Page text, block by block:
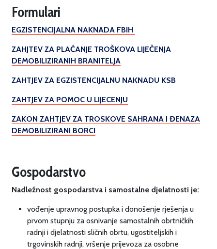
Formulari
EGZISTENCIJALNA NAKNADA FBIH
ZAHJTEV ZA PLAĆANJE TROŠKOVA LIJEČENJA
DEMOBILIZIRANIH BRANITELJA
ZAHTJEV ZA EGZISTENCIJALNU NAKNADU KSB
ZAHTJEV ZA POMOC U LIJECENJU
ZAKON ZAHTJEV ZA TROSKOVE SAHRANA I ĐENAZA
DEMOBILIZIRANI BORCI
Gospodarstvo
Nadležnost gospodarstva i samostalne djelatnosti je:
vođenje upravnog postupka i donošenje rješenja u
prvom stupnju za osnivanje samostalnih obrtničkih
radnji i djelatnosti sličnih obrtu, ugostiteljskih i
trgovinskih radnji, vršenje prijevoza za osobne